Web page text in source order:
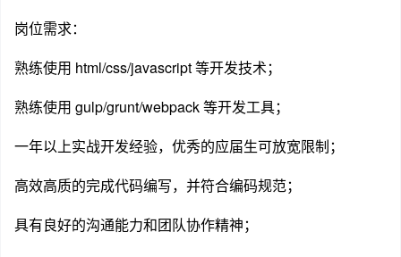
岗位需求：
熟练使用 html/css/javascript 等开发技术；
熟练使用 gulp/grunt/webpack 等开发工具；
一年以上实战开发经验，优秀的应届生可放宽限制；
高效高质的完成代码编写，并符合编码规范；
具有良好的沟通能力和团队协作精神；